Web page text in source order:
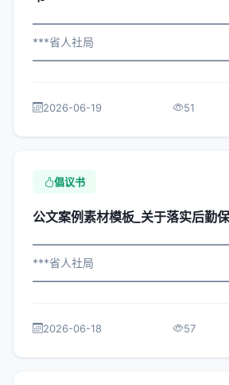
***省人社局
属机构： 为深入贯彻落实习近平总书记...
2026-06-19 51
倡议书
公文案例素材模板_关于落实后勤
***省人社局
机构： 为深入贯彻落实习近平总书记关...
2026-06-18 57